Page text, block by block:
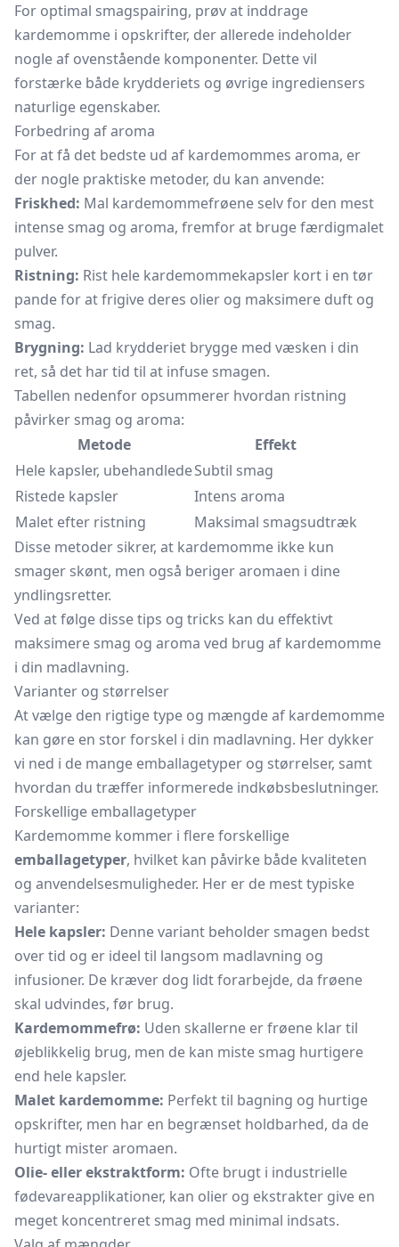
For optimal smagspairing, prøv at inddrage
kardemomme i opskrifter, der allerede indeholder
nogle af ovenstående komponenter. Dette vil
forstærke både krydderiets og øvrige ingrediensers
naturlige egenskaber.
Forbedring af aroma
For at få det bedste ud af kardemommes aroma, er
der nogle praktiske metoder, du kan anvende:
Friskhed: Mal kardemommefrøene selv for den mest
intense smag og aroma, fremfor at bruge færdigmalet
pulver.
Ristning: Rist hele kardemommekapsler kort i en tør
pande for at frigive deres olier og maksimere duft og
smag.
Brygning: Lad krydderiet brygge med væsken i din
ret, så det har tid til at infuse smagen.
Tabellen nedenfor opsummerer hvordan ristning
påvirker smag og aroma:
Metode
Effekt
Hele kapsler, ubehandledeSubtil smag
Ristede kapsler
Intens aroma
Malet efter ristning
Maksimal smagsudtræk
Disse metoder sikrer, at kardemomme ikke kun
smager skønt, men også beriger aromaen i dine
yndlingsretter.
Ved at følge disse tips og tricks kan du effektivt
maksimere smag og aroma ved brug af kardemomme
i din madlavning.
Varianter og størrelser
At vælge den rigtige type og mængde af kardemomme
kan gøre en stor forskel i din madlavning. Her dykker
vi ned i de mange emballagetyper og størrelser, samt
hvordan du træffer informerede indkøbsbeslutninger.
Forskellige emballagetyper
Kardemomme kommer i flere forskellige
emballagetyper, hvilket kan påvirke både kvaliteten
og anvendelsesmuligheder. Her er de mest typiske
varianter:
Hele kapsler: Denne variant beholder smagen bedst
over tid og er ideel til langsom madlavning og
infusioner. De kræver dog lidt forarbejde, da frøene
skal udvindes, før brug.
Kardemommefrø: Uden skallerne er frøene klar til
øjeblikkelig brug, men de kan miste smag hurtigere
end hele kapsler.
Malet kardemomme: Perfekt til bagning og hurtige
opskrifter, men har en begrænset holdbarhed, da de
hurtigt mister aromaen.
Olie- eller ekstraktform: Ofte brugt i industrielle
fødevareapplikationer, kan olier og ekstrakter give en
meget koncentreret smag med minimal indsats.